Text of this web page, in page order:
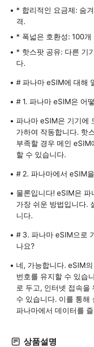
* 합리적인 요금제: 숨
격.
* 폭넓은 호환성: 100
* 핫스팟 공유: 다른 기
다.
# 파나마 eSIM에 대해
# 1. 파나마 eSIM은 어
파나마 eSIM은 기기에
가하여 작동합니다. 핫
부족할 경우 메인
할 수 있습니다.
# 2. 파나마에서 eSIM
물론입니다! eSIM은
가장 쉬운 방법입니다.
니다.
# 3. 파나마 eSIM으로
나요?
네, 가능합니다. eSIM
번호를 유지할 수 있습
로 두고, 인터넷 접속을
수 있습니다. 이를 통해
파나마에서 데이터를
상품설명